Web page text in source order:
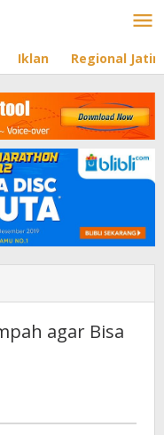
Iklan Regional Jatim
Jutaan
Ton
agar Bisa